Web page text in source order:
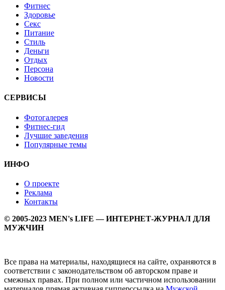
Фитнес
Здоровье
Секс
Питание
Стиль
Деньги
Отдых
Персона
Новости
СЕРВИСЫ
Фотогалерея
Фитнес-гид
Лучшие заведения
Популярные темы
ИНФО
О проекте
Реклама
Контакты
© 2005-2023 MEN's LIFE — ИНТЕРНЕТ-ЖУРНАЛ ДЛЯ
МУЖЧИН
Все права на материалы, находящиеся на сайте, охраняются в
соответствии с законодательством об авторском праве и
смежных правах. При полном или частичном использовании